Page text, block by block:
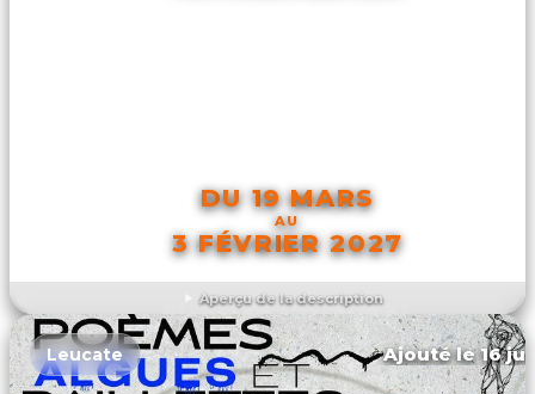
Aperçu de la description
DU 19 MARS
AU
3 FÉVRIER 2027
DÉCOUVRIR L'ÉVÉNEMENT
Leucate Ajouté le 16